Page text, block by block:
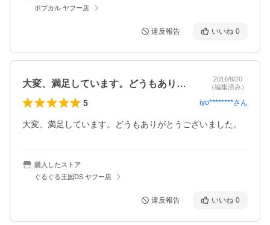
ポプカル ヤフー店
違反報告 いいね 0
大変、満足しています。どうもありがとう…
2016/8/20
（編集済み）
5 iyo********さん
大変、満足しています。どうもありがとうございました。
購入したストア
ぐるぐる王国DS ヤフー店
違反報告 いいね 0